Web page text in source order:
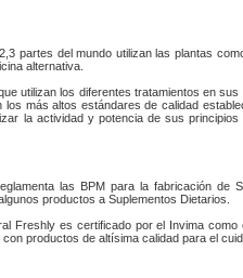
partes del mundo utilizan las plantas
alternativa.
utilizan los diferentes tratamientos en
más altos estándares de calidad
la actividad y potencia de sus
las BPM para la fabricación de
productos a Suplementos Dietarios.
Freshly es certificado por el Invima
productos de altísima calidad para el